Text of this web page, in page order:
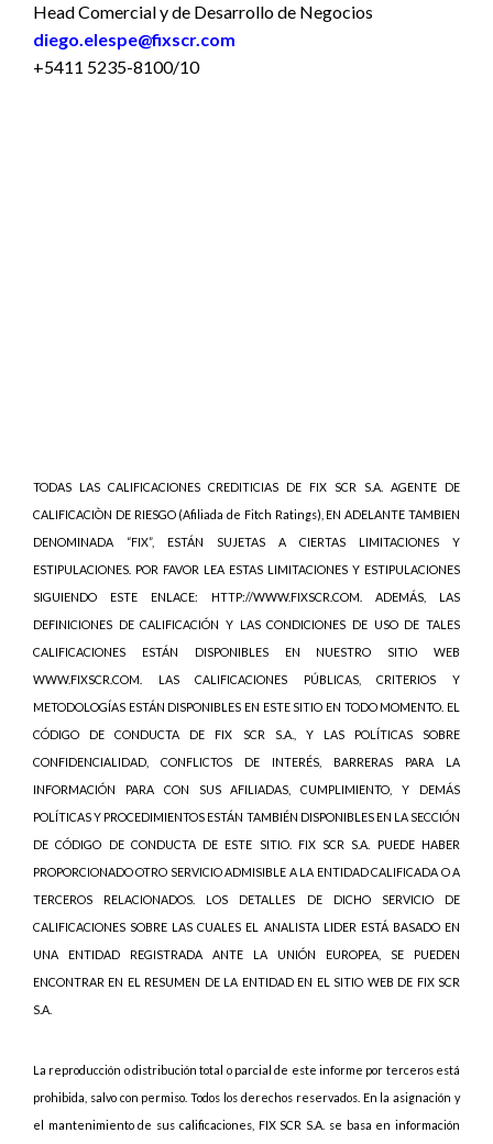
Head Comercial y de Desarrollo de Negocios
diego.elespe@fixscr.com
+5411 5235-8100/10
TODAS LAS CALIFICACIONES CREDITICIAS DE FIX SCR S.A. AGENTE DE
CALIFICACIÒN DE RIESGO (Afiliada de Fitch Ratings), EN ADELANTE TAMBIEN
DENOMINADA “FIX”, ESTÁN SUJETAS A CIERTAS LIMITACIONES Y
ESTIPULACIONES. POR FAVOR LEA ESTAS LIMITACIONES Y ESTIPULACIONES
SIGUIENDO ESTE ENLACE: HTTP://WWW.FIXSCR.COM. ADEMÁS, LAS
DEFINICIONES DE CALIFICACIÓN Y LAS CONDICIONES DE USO DE TALES
CALIFICACIONES ESTÁN DISPONIBLES EN NUESTRO SITIO WEB
WWW.FIXSCR.COM. LAS CALIFICACIONES PÚBLICAS, CRITERIOS Y
METODOLOGÍAS ESTÁN DISPONIBLES EN ESTE SITIO EN TODO MOMENTO. EL
CÓDIGO DE CONDUCTA DE FIX SCR S.A., Y LAS POLÍTICAS SOBRE
CONFIDENCIALIDAD, CONFLICTOS DE INTERÉS, BARRERAS PARA LA
INFORMACIÓN PARA CON SUS AFILIADAS, CUMPLIMIENTO, Y DEMÁS
POLÍTICAS Y PROCEDIMIENTOS ESTÁN TAMBIÉN DISPONIBLES EN LA SECCIÓN
DE CÓDIGO DE CONDUCTA DE ESTE SITIO. FIX SCR S.A. PUEDE HABER
PROPORCIONADO OTRO SERVICIO ADMISIBLE A LA ENTIDAD CALIFICADA O A
TERCEROS RELACIONADOS. LOS DETALLES DE DICHO SERVICIO DE
CALIFICACIONES SOBRE LAS CUALES EL ANALISTA LIDER ESTÁ BASADO EN
UNA ENTIDAD REGISTRADA ANTE LA UNIÓN EUROPEA, SE PUEDEN
ENCONTRAR EN EL RESUMEN DE LA ENTIDAD EN EL SITIO WEB DE FIX SCR
S.A.
La reproducción o distribución total o parcial de este informe por terceros está
prohibida, salvo con permiso. Todos los derechos reservados. En la asignación y
el mantenimiento de sus calificaciones, FIX SCR S.A. se basa en información